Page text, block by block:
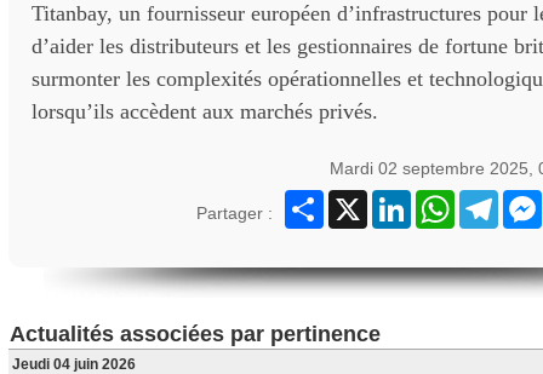
Titanbay, un fournisseur européen d’infrastructures pour
d’aider les distributeurs et les gestionnaires de fortune
surmonter les complexités opérationnelles et
lorsqu’ils accèdent aux marchés privés.
Mardi 02 septembre 2025,
Partager :
Partager
X LinkedInWhatsApp
Actualités associées par pertinence
Jeudi 04 juin 2026